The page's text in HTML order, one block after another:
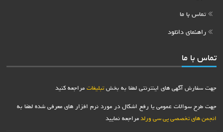
تماس با ما
راهنمای دانلود
تماس با ما
جهت سفارش آگهی های اینترنتی لطفا به بخشتبلیغات مراجعه کنید
جهت طرح سوالات عمومی یا رفع اشکال در مورد نرم افزار های معرفی شده لطفا به
انجمن های تخصصی پی سی ورلدمراجعه نمایید